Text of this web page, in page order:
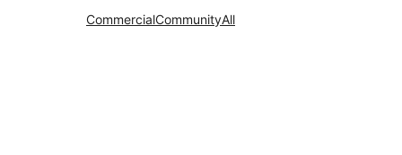
All
Community
Commercial